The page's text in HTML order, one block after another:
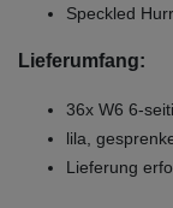
Speckled
Lieferumfang:
36x W6 6-
lila,
Lieferung